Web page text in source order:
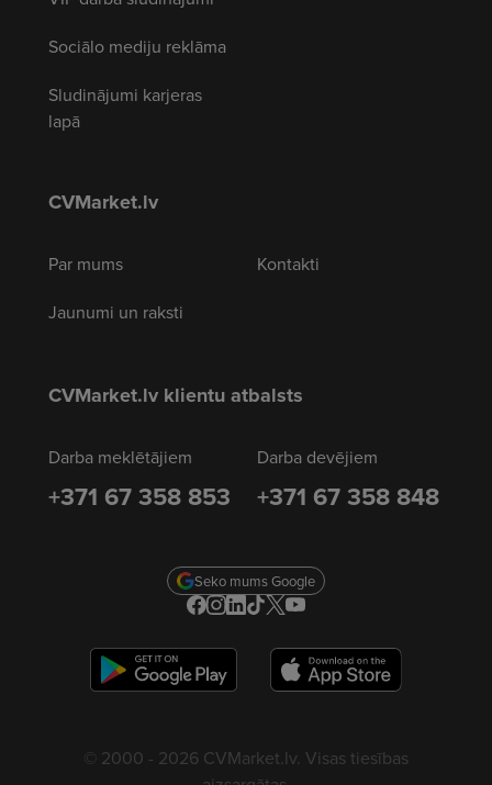
Sociālo mediju reklāma
Sludinājumi karjeras
lapā
CVMarket.lv
Par mums
Jaunumi un raksti
Kontakti
CVMarket.lv klientu atbalsts
Darba meklētājiem
+371 67 358 853
Darba devējiem
+371 67 358 848
Seko mums Google
© 2000 - 2026 CVMarket.lv. Visas tiesības